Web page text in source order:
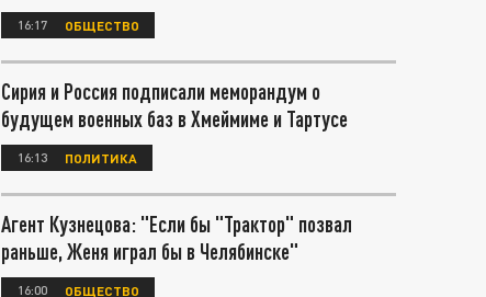
16:17 ОБЩЕСТВО
Сирия и Россия подписали меморандум о
будущем военных баз в Хмеймиме и Тартусе
16:13 ПОЛИТИКА
Агент Кузнецова: "Если бы "Трактор" позвал
раньше, Женя играл бы в Челябинске"
16:00 ОБЩЕСТВО